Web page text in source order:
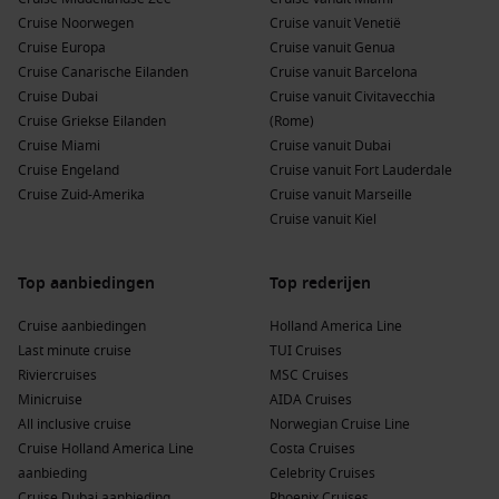
cruisebestemming met diverse attracties.
Schotland
Een bestemming vol kastelen, meren en
bergen. Ontdek de unieke cultuur, traditionele gerechten
en de ongerepte natuur.
Engeland: Van historische steden tot schilderachtige
dorpen, Engeland biedt talloze mogelijkheden voor een
culturele ervaring tijdens je cruise.
Benelux:Ontdek de mooie hoofdsteden van Nederland,
geschiedenis.
Belangrijke rederijen die South Queensferry
bezoeken
Holland America Line 3 schepen aan die South
Cruise Noorwegen
Cruise Europa
Cruise Canarische Eilanden
Cruise Dubai
Cruise Griekse Eilanden
Cruise Miami
Cruise Engeland
Cruise Zuid-Amerika
Cruise vanuit Venetië
Cruise vanuit Genua
Cruise vanuit Barcelona
Cruise vanuit Civitavecchia
(Rome)
Cruise vanuit Dubai
Cruise vanuit Fort Lauderdale
Cruise vanuit Marseille
Cruise vanuit Kiel
Top aanbiedingen
Cruise aanbiedingen
Last minute cruise
Riviercruises
Minicruise
All inclusive cruise
Cruise Holland America Line
aanbieding
Top rederijen
Holland America Line
TUI Cruises
MSC Cruises
AIDA Cruises
Norwegian Cruise Line
Costa Cruises
Celebrity Cruises